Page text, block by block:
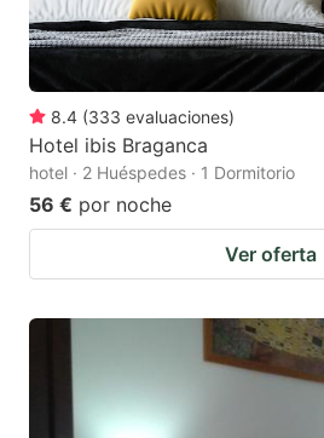
8.4 (333 evaluaciones)
Hotel ibis Braganca
hotel · 2 Huéspedes · 1 Dormitorio
56 € por noche
Ver oferta